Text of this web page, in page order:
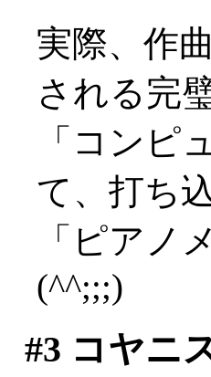
実際、作
される完
「コンピ
て、打ち
「ピアノ
(^^;;;)
#3 コヤニ